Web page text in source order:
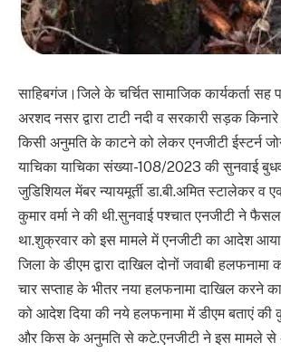
साहिबगंज।जिले के चर्चित सामाजिक कार्यकर्ता सह
अरशद नसर द्वारा टाटी नदी व सरकारी सड़क
किसी अनुमति के काटने को लेकर एनजीटी ईस्टर्न
याचिका याचिका संख्या-108/2023 की सुनवाई
जुडिशियल मेंबर न्यायमूर्ती डा.बी.अमित स्टालेकर व
कुमार वर्मा ने की थी.सुनवाई पश्चात एनजीटी ने
था.शुक्रवार को इस मामले में एनजीटी का आदेश
जिला के डीएम द्वारा दाखिल दोनों जवाबी
चार सप्ताह के भीतर नया हलफनामा दाखिल करने
को आदेश दिया की नये हलफनामा में डीएम बताएं
और किस के अनुमति से कटे.एनजीटी ने इस मामले से